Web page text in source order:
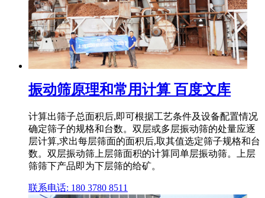
振动筛原理和常用计算 百度文库
计算出筛子总面积后,即可根据工艺条件及设备配置情况
确定筛子的规格和台数。双层或多层振动筛的处量应逐
层计算,求出每层筛面的面积后,取其值选定筛子规格和台
数。双层振动筛上层筛面积的计算同单层振动筛。上层
筛筛下产品即为下层筛的给矿。
联系电话: 180 3780 8511